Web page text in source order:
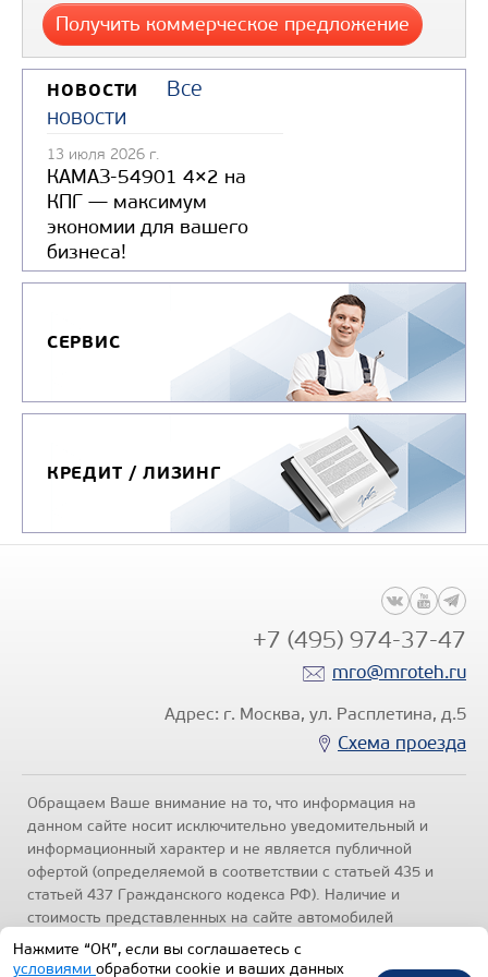
КОМПРЕССОРНАЯ СТАНЦИЯ НА
КОМПРЕССОРА ВР-8/2.2
Узнать цену
Получить коммерческое предложение
НОВОСТИ
Все
новости
13 июля 2026 г.
КАМАЗ-54901 4×2 на
КПГ — максимум
экономии для вашего
бизнеса!
СЕРВИС
КРЕДИТ / ЛИЗИНГ
+7 (495) 974-37-47
mro@mroteh.ru
Адрес: г. Москва, ул. Расплетина, д.5
Схема проезда
Обращаем Ваше внимание на то, что информация на
данном сайте носит исключительно уведомительный и
информационный характер и не является публичной
офертой (определяемой в соответствии с статьей 435 и
статьей 437 Гражданского кодекса РФ). Наличие и
стоимость представленных на сайте автомобилей
уточняйте по телефонам отделов продаж, представленных
в разделе "Контакты" настоящего ресурса.
Нажмите “ОК”, если вы соглашаетесь с
условиями обработки cookie и ваших данных